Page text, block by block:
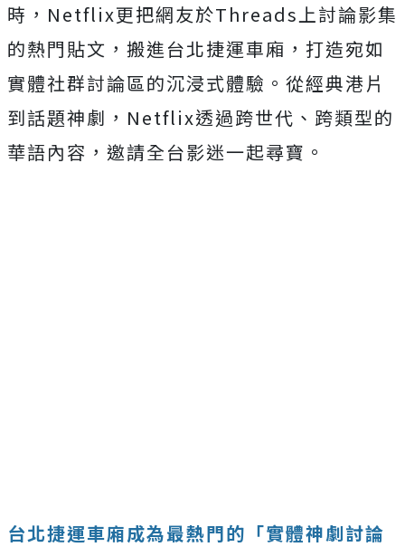
時， Netflix更把網友於Threads上討論影集
的熱門貼文， 搬進台北捷運車廂，打造宛如
實體社群討論區的沉浸式體驗。 從經典港片
到話題神劇，Netflix透過跨世代、 跨類型的
華語內容，邀請全台影迷一起尋寶。
台北捷運車廂成為最熱門的「實體神劇討論